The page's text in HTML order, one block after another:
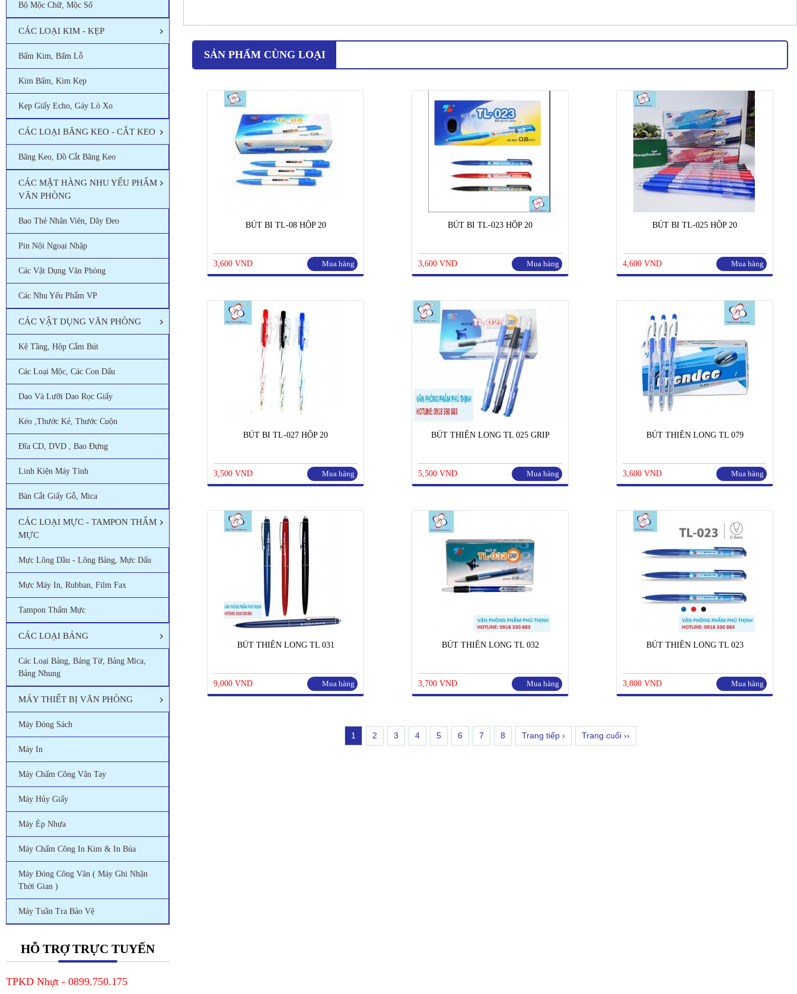
Bộ Mộc Chữ, Mộc Số
CÁC LOẠI KIM - KẸP
Bấm Kim, Bấm Lỗ
Kim Bấm, Kim Kẹp
Kẹp Giấy Echo, Gáy Lò Xo
CÁC LOẠI BĂNG KEO - CẮT KEO
Băng Keo, Đồ Cắt Băng Keo
CÁC MẶT HÀNG NHU YẾU PHẨM
VĂN PHÒNG
Bao Thẻ Nhân Viên, Dây Đeo
Pin Nội Ngoại Nhập
Các Vật Dụng Văn Phòng
Các Nhu Yếu Phẩm VP
CÁC VẬT DỤNG VĂN PHÒNG
Kệ Tầng, Hộp Cắm Bút
Các Loại Mộc, Các Con Dấu
Dao Và Lưỡi Dao Rọc Giấy
Kéo ,thước Kẻ, Thước Cuộn
Đĩa CD, DVD , Bao Đựng
Linh Kiện Máy Tính
Bàn Cắt Giấy Gỗ, Mica
CÁC LOẠI MỰC - TAMPON THẤM
MỰC
Mực Lông Dầu - Lông Bảng, Mực Dấu
Mực Máy In, Rubban, Film Fax
Tampon Thấm Mực
CÁC LOẠI BẢNG
Các Loại Bảng, Bảng Từ, Bảng Mica,
Bảng Nhung
MÁY THIẾT BỊ VĂN PHÒNG
Máy Đóng Sách
Máy In
Máy Chấm Công Vân Tay
Máy Hủy Giấy
Máy Ép Nhựa
Máy Chấm Công In Kim & In Búa
Máy Đóng Công Văn ( Máy Ghi Nhận
Thời Gian )
Máy Tuần Tra Bảo Vệ
HỖ TRỢ TRỰC TUYẾN
TPKD Nhựt - 0899.750.175
SẢN PHẨM CÙNG LOẠI
BÚT BI TL-08 HỘP 20
3,600 VND Mua hàng
BÚT BI TL-023 HỘP 20
3,600 VND Mua hàng
BÚT BI TL-025 HỘP 20
4,600 VND Mua hàng
BÚT BI TL-027 HỘP 20
3,500 VND Mua hàng
BÚT THIÊN LONG TL 025 GRIP
5,500 VND Mua hàng
BÚT THIÊN LONG TL 079
3,600 VND Mua hàng
BÚT THIÊN LONG TL 031
9,000 VND Mua hàng
BÚT THIÊN LONG TL 032
3,700 VND Mua hàng
BÚT THIÊN LONG TL 023
3,800 VND Mua hàng
1 2 3 4 5 6 7 8 Trang tiếp › Trang cuối ››